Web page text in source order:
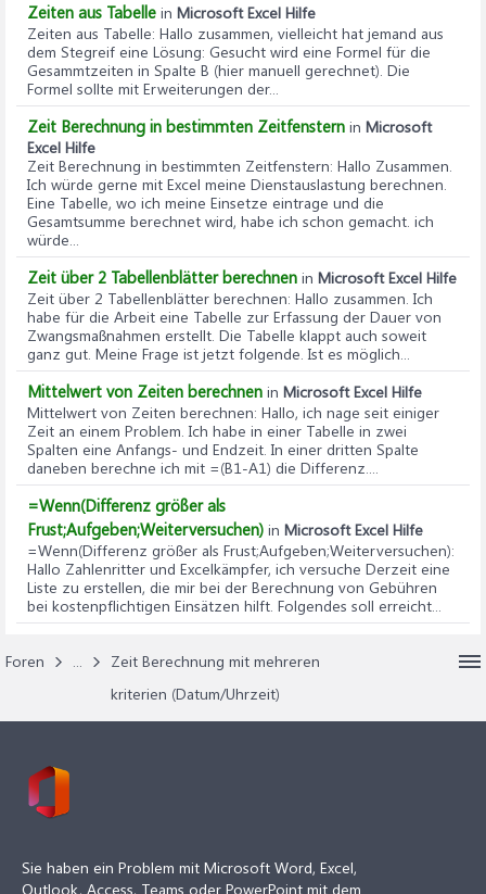
Zeiten aus Tabelle in Microsoft Excel Hilfe
Zeiten aus Tabelle: Hallo zusammen, vielleicht hat jemand aus
dem Stegreif eine Lösung: Gesucht wird eine Formel für die
Gesammtzeiten in Spalte B (hier manuell gerechnet). Die
Formel sollte mit Erweiterungen der...
Zeit Berechnung in bestimmten Zeitfenstern in Microsoft
Excel Hilfe
Zeit Berechnung in bestimmten Zeitfenstern: Hallo Zusammen.
Ich würde gerne mit Excel meine Dienstauslastung berechnen.
Eine Tabelle, wo ich meine Einsetze eintrage und die
Gesamtsumme berechnet wird, habe ich schon gemacht. ich
würde...
Zeit über 2 Tabellenblätter berechnen in Microsoft Excel Hilfe
Zeit über 2 Tabellenblätter berechnen: Hallo zusammen. Ich
habe für die Arbeit eine Tabelle zur Erfassung der Dauer von
Zwangsmaßnahmen erstellt. Die Tabelle klappt auch soweit
ganz gut. Meine Frage ist jetzt folgende. Ist es möglich...
Mittelwert von Zeiten berechnen in Microsoft Excel Hilfe
Mittelwert von Zeiten berechnen: Hallo, ich nage seit einiger
Zeit an einem Problem. Ich habe in einer Tabelle in zwei
Spalten eine Anfangs- und Endzeit. In einer dritten Spalte
daneben berechne ich mit =(B1-A1) die Differenz....
=Wenn(Differenz größer als
Frust;Aufgeben;Weiterversuchen) in Microsoft Excel Hilfe
=Wenn(Differenz größer als Frust;Aufgeben;Weiterversuchen):
Hallo Zahlenritter und Excelkämpfer, ich versuche Derzeit eine
Liste zu erstellen, die mir bei der Berechnung von Gebühren
bei kostenpflichtigen Einsätzen hilft. Folgendes soll erreicht...
Foren ...
Zeit Berechnung mit mehreren
kriterien (Datum/Uhrzeit)
Sie haben ein Problem mit Microsoft Word, Excel,
Outlook, Access, Teams oder PowerPoint mit dem